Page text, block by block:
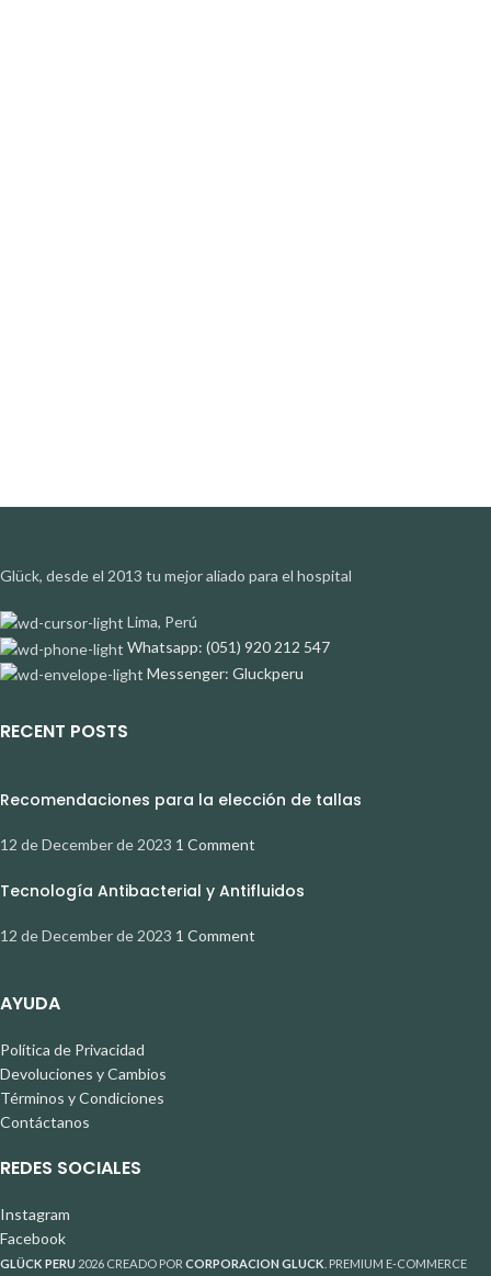
Glück, desde el 2013 tu mejor aliado para el hospital
Lima, Perú
Whatsapp: (051) 920 212 547
Messenger: Gluckperu
RECENT POSTS
Recomendaciones para la elección de tallas
12 de December de 2023 1 Comment
Tecnología Antibacterial y Antifluidos
12 de December de 2023 1 Comment
AYUDA
Política de Privacidad
Devoluciones y Cambios
Términos y Condiciones
Contáctanos
REDES SOCIALES
Instagram
Facebook
GLÜCK PERU 2026 CREADO POR CORPORACION GLUCK . PREMIUM E-COMMERCE